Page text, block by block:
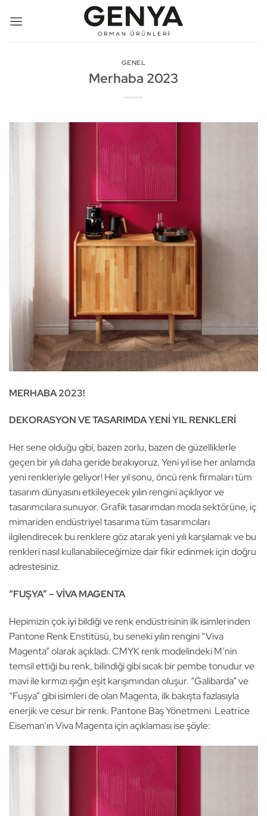
atla
GENEL
Merhaba 2023
MERHABA 2023!
DEKORASYON VE TASARIMDA YENİ YIL RENKLERİ
Her sene olduğu gibi, bazen zorlu, bazen de güzelliklerle
geçen bir yılı daha geride bırakıyoruz. Yeni yıl ise her anlamda
yeni renkleriyle geliyor! Her yıl sonu, öncü renk firmaları tüm
tasarım dünyasını etkileyecek yılın rengini açıklıyor ve
tasarımcılara sunuyor. Grafik tasarımdan moda sektörüne, iç
mimariden endüstriyel tasarıma tüm tasarımcıları
ilgilendirecek bu renklere göz atarak yeni yılı karşılamak ve bu
renkleri nasıl kullanabileceğimize dair fikir edinmek için doğru
adrestesiniz.
“FUŞYA” – VİVA MAGENTA
Hepimizin çok iyi bildiği ve renk endüstrisinin ilk isimlerinden
Pantone Renk Enstitüsü, bu seneki yılın rengini “Viva
Magenta” olarak açıkladı. CMYK renk modelindeki M’nin
temsil ettiği bu renk, bilindiği gibi sıcak bir pembe tonudur ve
mavi ile kırmızı ışığın eşit karışımından oluşur. “Galibarda” ve
“Fuşya” gibi isimleri de olan Magenta, ilk bakışta fazlasıyla
enerjik ve cesur bir renk. Pantone Baş Yönetmeni Leatrice
Eiseman’ın Viva Magenta için açıklaması ise şöyle: